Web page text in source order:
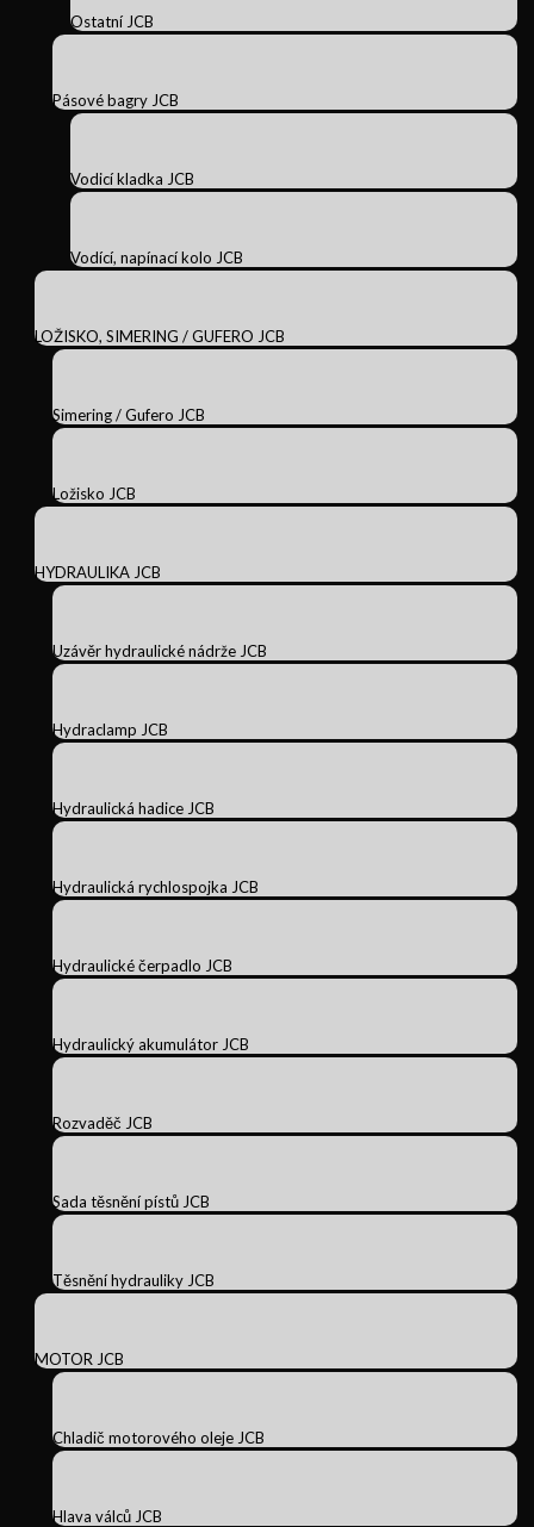
Ostatní JCB
Pásové bagry JCB
Vodicí kladka JCB
Vodící, napínací kolo JCB
LOŽISKO, SIMERING / GUFERO JCB
Simering / Gufero JCB
Ložisko JCB
HYDRAULIKA JCB
Uzávěr hydraulické nádrže JCB
Hydraclamp JCB
Hydraulická hadice JCB
Hydraulická rychlospojka JCB
Hydraulické čerpadlo JCB
Hydraulický akumulátor JCB
Rozvaděč JCB
Sada těsnění pístů JCB
Těsnění hydrauliky JCB
MOTOR JCB
Chladič motorového oleje JCB
Hlava válců JCB